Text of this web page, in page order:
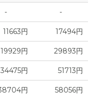
- -
11663円 17494円
19929円 29893円
34475円 51713円
円 58056円